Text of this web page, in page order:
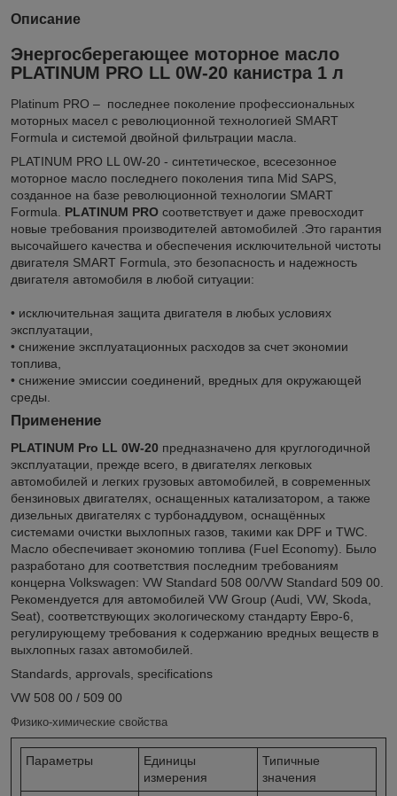
Описание
Энергосберегающее моторное масло
PLATINUM PRO LL 0W-20 канистра 1 л
Platinum PRO – последнее поколение профессиональных
моторных масел с революционной технологией SMART
Formula и системой двойной фильтрации масла.
PLATINUM PRO LL 0W-20 - синтетическое, всесезонное
моторное масло последнего поколения типа Mid SAPS,
созданное на базе революционной технологии SMART
Formula. PLATINUM PRO соответствует и даже превосходит
новые требования производителей автомобилей .Это гарантия
высочайшего качества и обеспечения исключительной чистоты
двигателя SMART Formula, это безопасность и надежность
двигателя автомобиля в любой ситуации:
• исключительная защита двигателя в любых условиях
эксплуатации,
• снижение эксплуатационных расходов за счет экономии
топлива,
• снижение эмиссии соединений, вредных для окружающей
среды.
Применение
PLATINUM Pro LL 0W-20 предназначено для круглогодичной
эксплуатации, прежде всего, в двигателях легковых
автомобилей и легких грузовых автомобилей, в современных
бензиновых двигателях, оснащенных катализатором, а также
дизельных двигателях с турбонаддувом, оснащённых
системами очистки выхлопных газов, такими как DPF и TWC.
Масло обеспечивает экономию топлива (Fuel Economy). Было
разработано для соответствия последним требованиям
концерна Volkswagen: VW Standard 508 00/VW Standard 509 00.
Рекомендуется для автомобилей VW Group (Audi, VW, Skoda,
Seat), соответствующих экологическому стандарту Евро-6,
регулирующему требования к содержанию вредных веществ в
выхлопных газах автомобилей.
Standards, approvals, specifications
VW 508 00 / 509 00
Физико-химические свойства
Параметры
Единицы
измерения
Типичные
значения